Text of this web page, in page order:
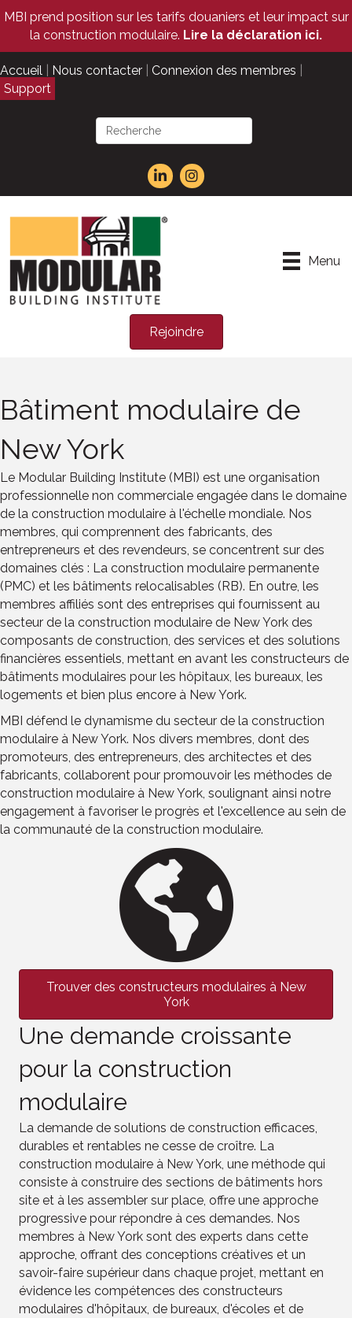
MBI prend position sur les tarifs douaniers et leur impact sur
la construction modulaire. Lire la déclaration ici.
Accueil Nous contacter Connexion des membres
Support
Menu
Rejoindre
Bâtiment modulaire de
New York
Le Modular Building Institute (MBI) est une organisation
professionnelle non commerciale engagée dans le domaine
de la construction modulaire à l'échelle mondiale. Nos
membres, qui comprennent des fabricants, des
entrepreneurs et des revendeurs, se concentrent sur des
domaines clés : La construction modulaire permanente
(PMC) et les bâtiments relocalisables (RB). En outre, les
membres affiliés sont des entreprises qui fournissent au
secteur de la construction modulaire de New York des
composants de construction, des services et des solutions
financières essentiels, mettant en avant les constructeurs de
bâtiments modulaires pour les hôpitaux, les bureaux, les
logements et bien plus encore à New York.
MBI défend le dynamisme du secteur de la construction
modulaire à New York. Nos divers membres, dont des
promoteurs, des entrepreneurs, des architectes et des
fabricants, collaborent pour promouvoir les méthodes de
construction modulaire à New York, soulignant ainsi notre
engagement à favoriser le progrès et l'excellence au sein de
la communauté de la construction modulaire.
Trouver des constructeurs modulaires à New
York
Une demande croissante
pour la construction
modulaire
La demande de solutions de construction efficaces,
durables et rentables ne cesse de croître. La
construction modulaire à New York, une méthode qui
consiste à construire des sections de bâtiments hors
site et à les assembler sur place, offre une approche
progressive pour répondre à ces demandes. Nos
membres à New York sont des experts dans cette
approche, offrant des conceptions créatives et un
savoir-faire supérieur dans chaque projet, mettant en
évidence les compétences des constructeurs
modulaires d'hôpitaux, de bureaux, d'écoles et de